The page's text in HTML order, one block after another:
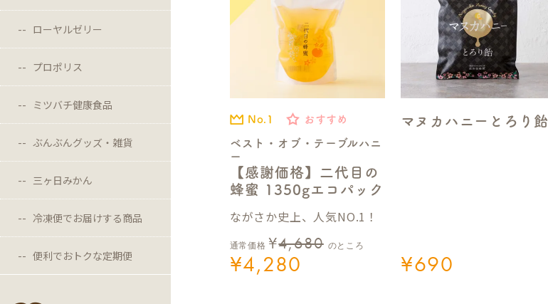
ローヤルゼリー
プロポリス
ミツバチ健康食品
ぶんぶんグッズ・雑貨
三ヶ日みかん
冷凍便でお届けする商品
便利でおトクな定期便
No.1 おすすめ
ベスト・オブ・テーブルハニ
ー
【感謝価格】二代目の
蜂蜜 1350gエコパック
ながさか史上、人気NO.1！
通常価格 ¥4,680 のところ
¥4,280
マヌカハニーとろり飴
¥690